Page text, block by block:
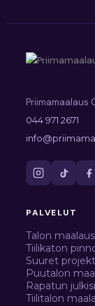
Priimamaalaus
044 971 2671
PALVELUT
Talon maalaus
Tiilikaton
Suuret
Puutalon
Rapatun
Tiilitalon